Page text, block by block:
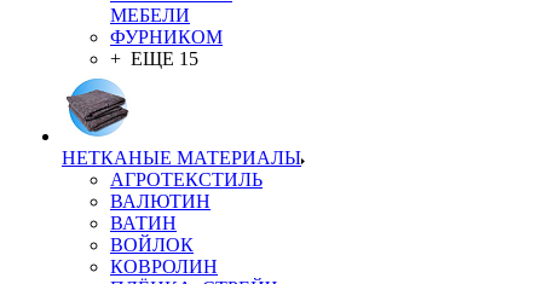
МЕБЕЛИ
ФУРНИКОМ
+ ЕЩЕ 15
НЕТКАНЫЕ МАТЕРИАЛЫ
АГРОТЕКСТИЛЬ
ВАЛЮТИН
ВАТИН
ВОЙЛОК
КОВРОЛИН